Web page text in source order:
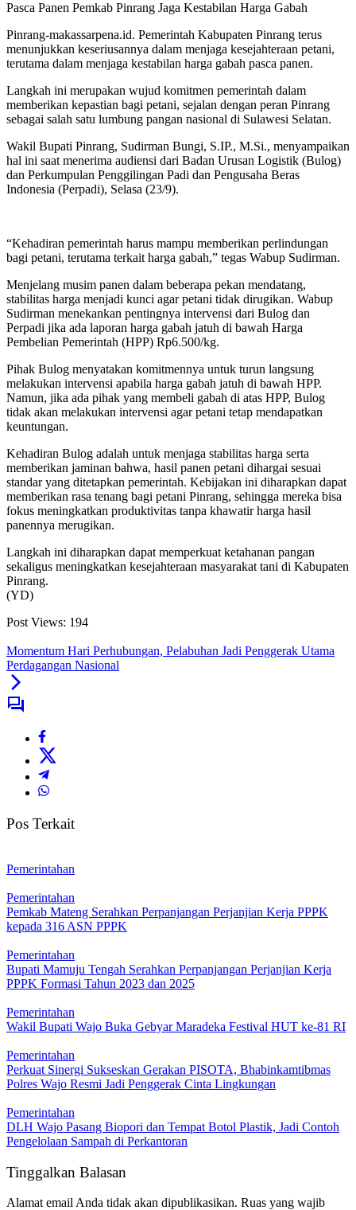
Pasca Panen Pemkab Pinrang Jaga Kestabilan Harga Gabah
Pinrang-makassarpena.id. Pemerintah Kabupaten Pinrang terus
menunjukkan keseriusannya dalam menjaga kesejahteraan petani,
terutama dalam menjaga kestabilan harga gabah pasca panen.
Langkah ini merupakan wujud komitmen pemerintah dalam
memberikan kepastian bagi petani, sejalan dengan peran Pinrang
sebagai salah satu lumbung pangan nasional di Sulawesi Selatan.
Wakil Bupati Pinrang, Sudirman Bungi, S.IP., M.Si., menyampaikan
hal ini saat menerima audiensi dari Badan Urusan Logistik (Bulog)
dan Perkumpulan Penggilingan Padi dan Pengusaha Beras
Indonesia (Perpadi), Selasa (23/9).
“Kehadiran pemerintah harus mampu memberikan perlindungan
bagi petani, terutama terkait harga gabah,” tegas Wabup Sudirman.
Menjelang musim panen dalam beberapa pekan mendatang,
stabilitas harga menjadi kunci agar petani tidak dirugikan. Wabup
Sudirman menekankan pentingnya intervensi dari Bulog dan
Perpadi jika ada laporan harga gabah jatuh di bawah Harga
Pembelian Pemerintah (HPP) Rp6.500/kg.
Pihak Bulog menyatakan komitmennya untuk turun langsung
melakukan intervensi apabila harga gabah jatuh di bawah HPP.
Namun, jika ada pihak yang membeli gabah di atas HPP, Bulog
tidak akan melakukan intervensi agar petani tetap mendapatkan
keuntungan.
Kehadiran Bulog adalah untuk menjaga stabilitas harga serta
memberikan jaminan bahwa, hasil panen petani dihargai sesuai
standar yang ditetapkan pemerintah. Kebijakan ini diharapkan dapat
memberikan rasa tenang bagi petani Pinrang, sehingga mereka bisa
fokus meningkatkan produktivitas tanpa khawatir harga hasil
panennya merugikan.
Langkah ini diharapkan dapat memperkuat ketahanan pangan
sekaligus meningkatkan kesejahteraan masyarakat tani di Kabupaten
Pinrang.
(YD)
Post Views: 194
Momentum Hari Perhubungan, Pelabuhan Jadi Penggerak Utama
Perdagangan Nasional
Pos Terkait
Pemerintahan
Pemerintahan
Pemkab Mateng Serahkan Perpanjangan Perjanjian Kerja PPPK
kepada 316 ASN PPPK
Pemerintahan
Bupati Mamuju Tengah Serahkan Perpanjangan Perjanjian Kerja
PPPK Formasi Tahun 2023 dan 2025
Pemerintahan
Wakil Bupati Wajo Buka Gebyar Maradeka Festival HUT ke-81 RI
Pemerintahan
Perkuat Sinergi Sukseskan Gerakan PISOTA, Bhabinkamtibmas
Polres Wajo Resmi Jadi Penggerak Cinta Lingkungan
Pemerintahan
DLH Wajo Pasang Biopori dan Tempat Botol Plastik, Jadi Contoh
Pengelolaan Sampah di Perkantoran
Tinggalkan Balasan
Alamat email Anda tidak akan dipublikasikan. Ruas yang wajib